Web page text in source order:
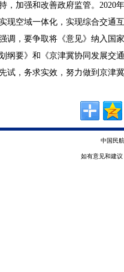
，加强和改善政府监管。2020
现空域一体化，实现综合交通
调，要争取将《意见》纳入国
纲要》和《京津冀协同发展交
试，务求实效，努力做到京津
中国民
如有意见和建议